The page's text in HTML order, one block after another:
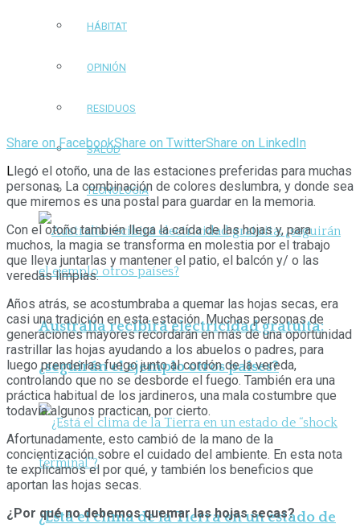
HÁBITAT
OPINIÓN
RESIDUOS
SALUD
TECNOLOGÍA
Australia recibirá electricidad gratuita:
¿seguirán el ejemplo otros países?
¿Está el clima de la Tierra en un estado de
Share on FacebookShare on TwitterShare on LinkedIn
Llegó el otoño, una de las estaciones preferidas para muchas
personas. La combinación de colores deslumbra, y donde sea
que miremos es una postal para guardar en la memoria.
Con el otoño también llega la caída de las hojas y, para
muchos, la magia se transforma en molestia por el trabajo
que lleva juntarlas y mantener el patio, el balcón y/ o las
veredas limpias.
Años atrás, se acostumbraba a quemar las hojas secas, era
casi una tradición en esta estación. Muchas personas de
generaciones mayores recordarán en más de una oportunidad
rastrillar las hojas ayudando a los abuelos o padres, para
luego prenderlas fuego junto al cordón de la vereda,
controlando que no se desborde el fuego. También era una
práctica habitual de los jardineros, una mala costumbre que
todavía algunos practican, por cierto.
Afortunadamente, esto cambió de la mano de la
concientización sobre el cuidado del ambiente. En esta nota
te explicamos el por qué, y también los beneficios que
aportan las hojas secas.
¿Por qué no debemos quemar las hojas secas?